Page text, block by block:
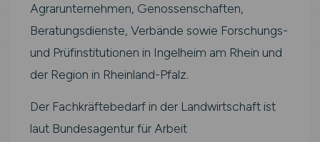
Agrarunternehmen, Genossenschaften,
Beratungsdienste, Verbände sowie Forschungs-
und Prüfinstitutionen in Ingelheim am Rhein und
der Region in Rheinland-Pfalz.
Der Fachkräftebedarf in der Landwirtschaft ist
laut Bundesagentur für Arbeit